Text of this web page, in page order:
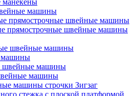
манекены
машины
прямострочные швейные машины
прямострочные швейные машины
швейные машины
машины
швейные машины
машины
машины строчки Зигзаг
стежка с плоской платформой